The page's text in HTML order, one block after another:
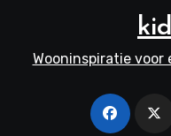
Wooninspiratie